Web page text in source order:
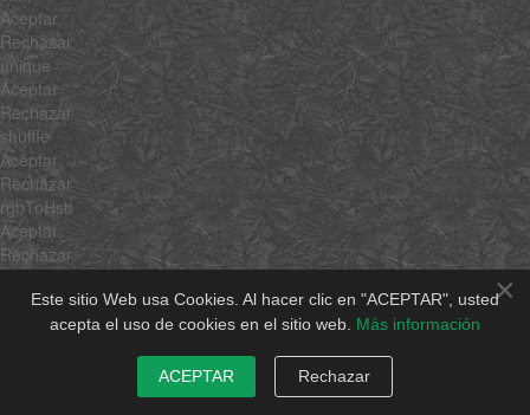
×
Este sitio Web usa Cookies. Al hacer clic en "ACEPTAR", usted
acepta el uso de cookies en el sitio web. Más información
ACEPTAR Rechazar
Aceptar
Rechazar
unique
Aceptar
Rechazar
shuffle
Aceptar
Rechazar
rgbToHsb
Aceptar
Rechazar
hsbToRgb
Aceptar
Rechazar